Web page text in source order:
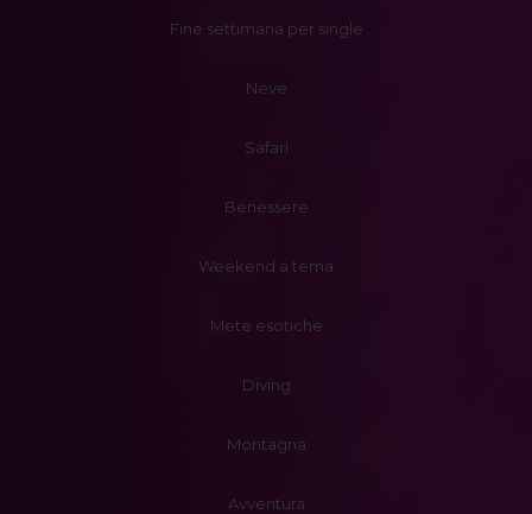
Fine settimana per single
Neve
Safari
Benessere
Weekend a tema
Mete esotiche
Diving
Montagna
Avventura